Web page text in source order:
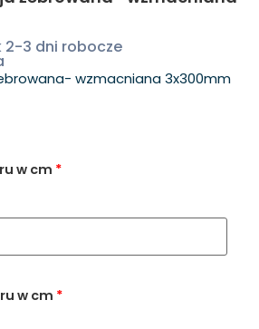
2-3 dni robocze
wzmacniana 3x300mm
w cm *
w cm *